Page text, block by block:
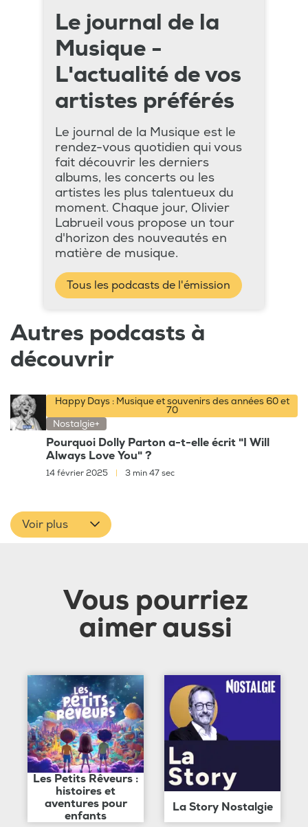
Le journal de la
Musique -
L'actualité de vos
artistes préférés
Le journal de la Musique est le
rendez-vous quotidien qui vous
fait découvrir les derniers
albums, les concerts ou les
artistes les plus talentueux du
moment. Chaque jour, Olivier
Labrueil vous propose un tour
d'horizon des nouveautés en
matière de musique.
Tous les podcasts de l'émission
Autres podcasts à
découvrir
Happy Days : Musique et souvenirs des années 60 et
70
Nostalgie+
Pourquoi Dolly Parton a-t-elle écrit "I Will
Always Love You" ?
14 février 2025 3 min 47 sec
Voir plus
Vous pourriez
aimer aussi
Les Petits Rêveurs :
histoires et
aventures pour
enfants
La Story Nostalgie